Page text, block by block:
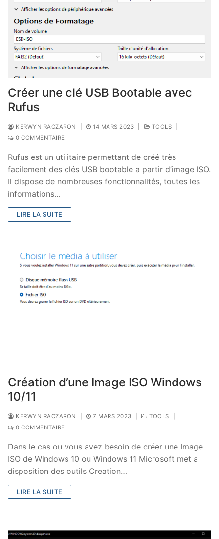
Créer une clé USB Bootable avec
Rufus
KERWYN RACZARON 14 MARS 2023 TOOLS
0 COMMENTAIRE
Rufus est un utilitaire permettant de créé très
facilement des clés USB bootable a partir d’image ISO.
Il dispose de nombreuses fonctionnalités, toutes les
informations…
LIRE LA SUITE
Création d’une Image ISO Windows
10/11
KERWYN RACZARON 7 MARS 2023 TOOLS
0 COMMENTAIRE
Dans le cas ou vous avez besoin de créer une Image
ISO de Windows 10 ou Windows 11 Microsoft met a
disposition des outils Creation…
LIRE LA SUITE